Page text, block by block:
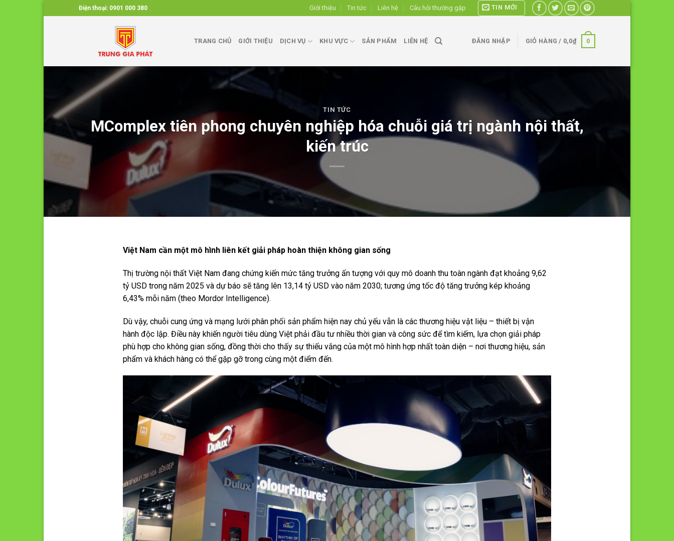
to
Điện thoại: 0901 000 380 Giới thiệu Tin tức Liên hệ Câu hỏi thường gặp TIN MỚI
TRANG CHỦ GIỚI THIỆU DỊCH VỤ KHU VỰC SẢN PHẨM LIÊN HỆ ĐĂNG NHẬP GIỎ HÀNG / 0,0₫ 0
TIN TỨC
MComplex tiên phong chuyên nghiệp hóa chuỗi giá trị ngành nội thất,
kiến trúc
Việt Nam cần một mô hình liên kết giải pháp hoàn thiện không gian sống
Thị trường nội thất Việt Nam đang chứng kiến mức tăng trưởng ấn tượng với quy mô doanh thu toàn ngành đạt khoảng 9,62
tỷ USD trong năm 2025 và dự báo sẽ tăng lên 13,14 tỷ USD vào năm 2030; tương ứng tốc độ tăng trưởng kép khoảng
6,43% mỗi năm (theo Mordor Intelligence).
Dù vậy, chuỗi cung ứng và mạng lưới phân phối sản phẩm hiện nay chủ yếu vẫn là các thương hiệu vật liệu – thiết bị vận
hành độc lập. Điều này khiến người tiêu dùng Việt phải đầu tư nhiều thời gian và công sức để tìm kiếm, lựa chọn giải pháp
phù hợp cho không gian sống, đồng thời cho thấy sự thiếu vắng của một mô hình hợp nhất toàn diện – nơi thương hiệu, sản
phẩm và khách hàng có thể gặp gỡ trong cùng một điểm đến.